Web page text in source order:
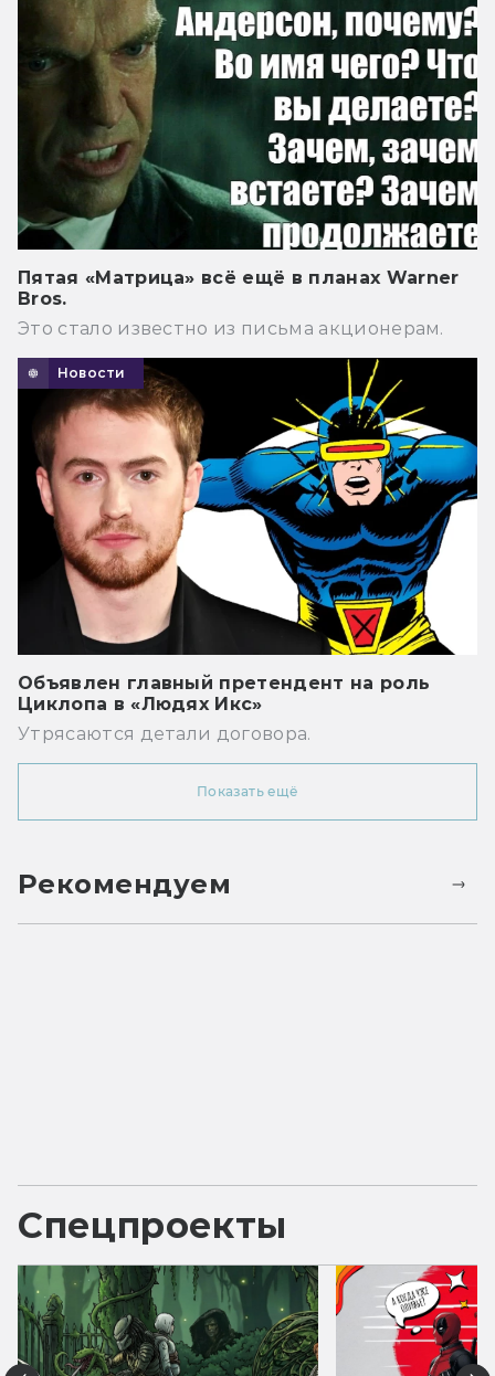
Пятая «Матрица» всё ещё в планах Warner
Bros.
Это стало известно из письма акционерам.
Новости
Объявлен главный претендент на роль
Циклопа в «Людях Икс»
Утрясаются детали договора.
Показать ещё
Рекомендуем
Спецпроекты